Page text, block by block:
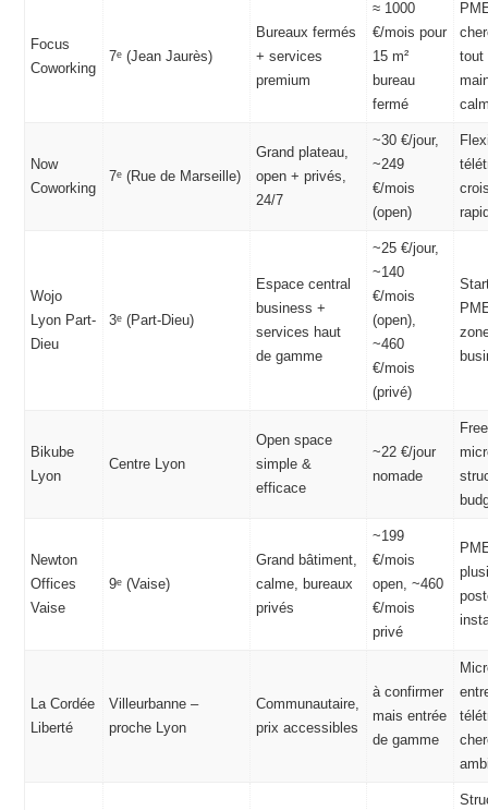
Focus
Coworking
7ᵉ (Jean Jaurès)
Bureaux fermés
+ services
premium
≈ 1000
€/mois pour
15 m²
bureau
fermé
tout
Now
Coworking
7ᵉ (Rue de Marseille)
Grand plateau,
open + privés,
24/7
~30 €/jour,
~249
€/mois
(open)
Wojo
Lyon Part-
Dieu
3ᵉ (Part-Dieu)
Espace central
business +
services haut
de gamme
~25 €/jour,
~140
€/mois
(open),
~460
€/mois
(privé)
Bikube
Lyon
Centre Lyon
Open space
simple &
efficace
~22 €/jour
nomade
Newton
Offices
Vaise
9ᵉ (Vaise)
Grand bâtiment,
calme, bureaux
privés
~199
€/mois
open, ~460
€/mois
privé
La Cordée
Liberté
Villeurbanne –
proche Lyon
Communautaire,
prix accessibles
à confirmer
mais entrée
de gamme